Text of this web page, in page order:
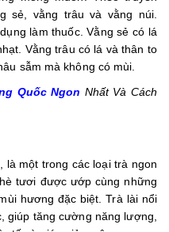
sẻ, vằng trâu và vằng núi.
làm thuốc. Vằng sẻ có lá
Vằng trâu có lá và thân to
sẫm mà không có mùi.
Quốc Ngon Nhất Và Cách
là một trong các loại trà ngon
tươi được ướp cùng những
hương đặc biệt. Trà lài nổi
giúp tăng cường năng lượng,